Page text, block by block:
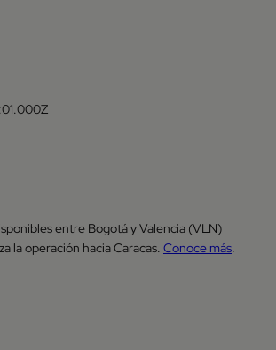
entre Bogotá y Valencia (VLN)
la operación hacia Caracas. Conoce más